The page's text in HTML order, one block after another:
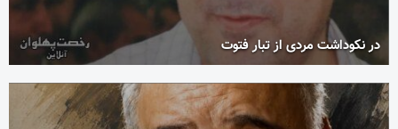
در نکوداشت مردی از تبار فتوت